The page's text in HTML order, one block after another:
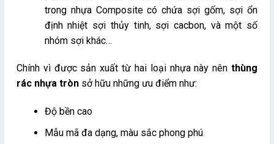
trong nhựa Composite có chứa sợi gốm, sợi ổn
định nhiệt sợi thủy tinh, sợi cacbon, và một số
nhóm sợi khác…
Chính vì được sản xuất từ hai loại nhựa này nên thùng
rác nhựa tròn sở hữu những ưu điểm như:
Độ bền cao
Mẫu mã đa dạng, màu sắc phong phú